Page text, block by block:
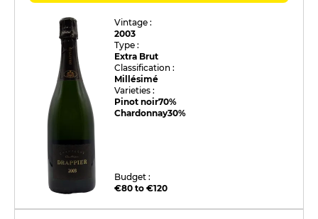
Vintage :
2003
Type :
Extra Brut
Classification :
Millésimé
Varieties :
Pinot noir70%
Chardonnay30%
Budget :
€80 to €120